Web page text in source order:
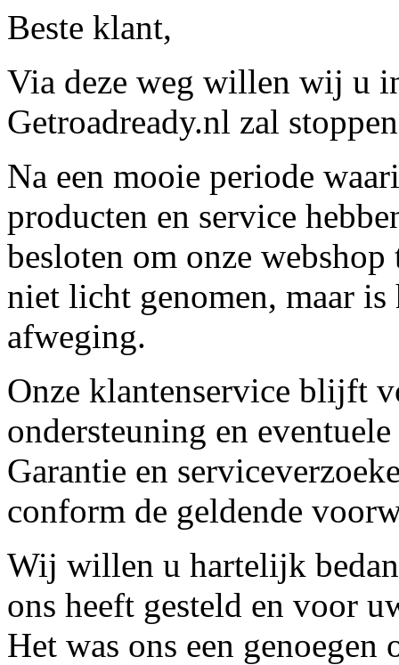
Beste klant,
Via deze weg willen wij u
Getroadready.nl zal
Na een mooie periode
producten en service
besloten om onze
niet licht genomen, maar
afweging.
Onze klantenservice blijft
ondersteuning en
Garantie en
conform de geldende
Wij willen u hartelijk
ons heeft gesteld en voor
Het was ons een